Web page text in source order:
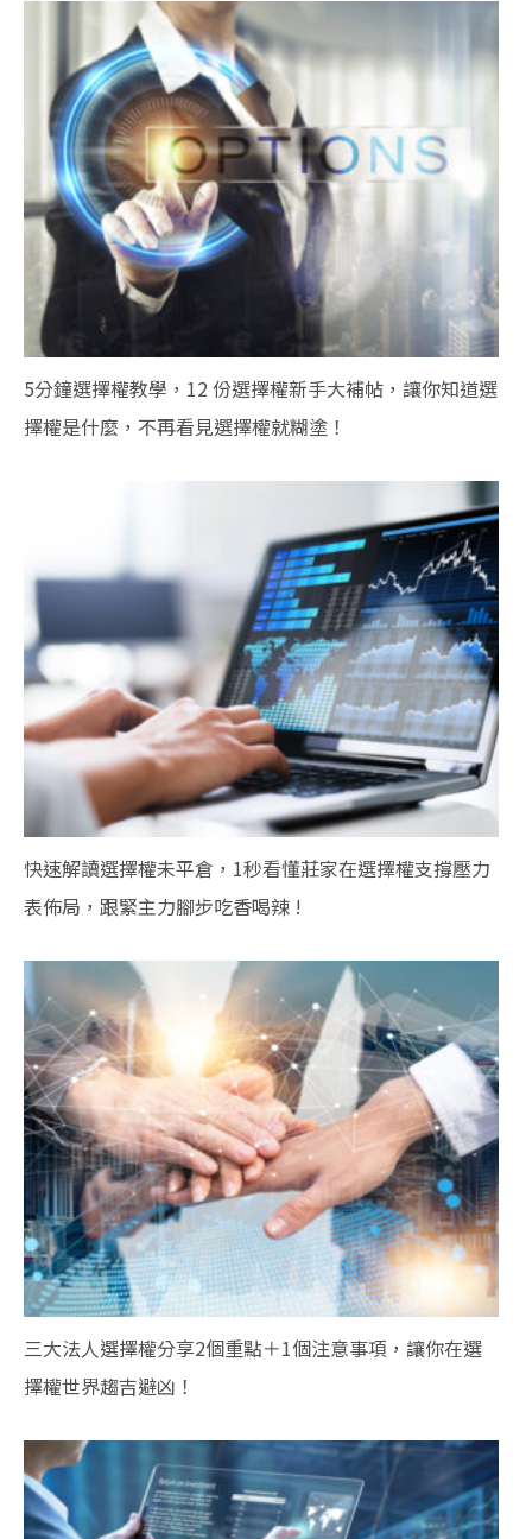
5分鐘選擇權教學，12 份選擇權新手大補帖，讓你知道選
擇權是什麼，不再看見選擇權就糊塗！
快速解讀選擇權未平倉，1秒看懂莊家在選擇權支撐壓力
表佈局，跟緊主力腳步吃香喝辣 !
三大法人選擇權分享2個重點＋1個注意事項，讓你在選
擇權世界趨吉避凶！